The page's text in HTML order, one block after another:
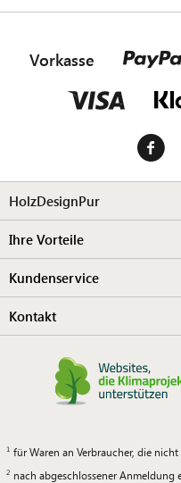
Vorkasse
HolzDesignPur
Ihre Vorteile
Kundenservice
Kontakt
für Waren an Verbraucher, die
nach abgeschlossener Anmeldung